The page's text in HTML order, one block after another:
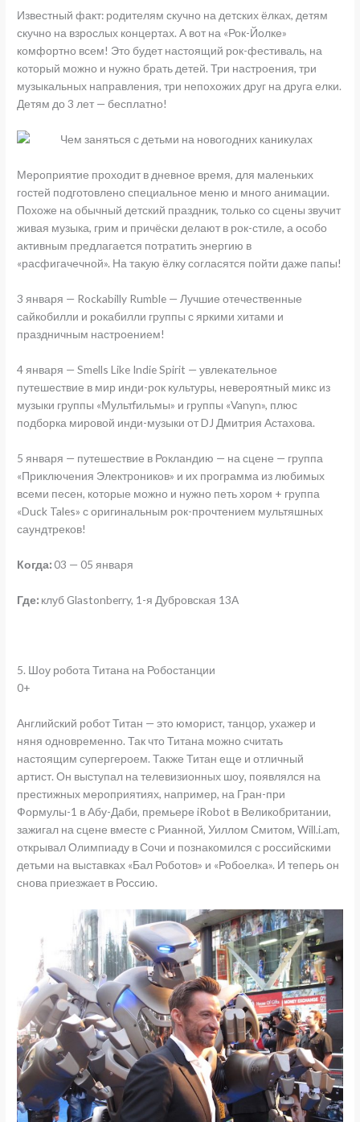
Известный факт: родителям скучно на детских ёлках, детям
скучно на взрослых концертах. А вот на «Рок-Йолке»
комфортно всем! Это будет настоящий рок-фестиваль, на
который можно и нужно брать детей. Три настроения, три
музыкальных направления, три непохожих друг на друга елки.
Детям до 3 лет — бесплатно!
Мероприятие проходит в дневное время, для маленьких
гостей подготовлено специальное меню и много анимации.
Похоже на обычный детский праздник, только со сцены звучит
живая музыка, грим и причёски делают в рок-стиле, а особо
активным предлагается потратить энергию в
«расфигачечной». На такую ёлку согласятся пойти даже папы!
3 января — Rockabilly Rumble — Лучшие отечественные
сайкобилли и рокабилли группы с яркими хитами и
праздничным настроением!
4 января — Smells Like Indie Spirit — увлекательное
путешествие в мир инди-рок культуры, невероятный микс из
музыки группы «Мультfильмы» и группы «Vanyn», плюс
подборка мировой инди-музыки от DJ Дмитрия Астахова.
5 января — путешествие в Рокландию — на сцене — группа
«Приключения Электроников» и их программа из любимых
всеми песен, которые можно и нужно петь хором + группа
«Duck Tales» с оригинальным рок-прочтением мультяшных
саундтреков!
Когда:03 — 05 января
Где: клуб Glastonberry, 1-я Дубровская 13А
5. Шоу робота Титана на Робостанции
0+
Английский робот Титан — это юморист, танцор, ухажер и
няня одновременно. Так что Титана можно считать
настоящим супергероем. Также Титан еще и отличный
артист. Он выступал на телевизионных шоу, появлялся на
престижных мероприятиях, например, на Гран-при
Формулы-1 в Абу-Даби, премьере iRobot в Великобритании,
зажигал на сцене вместе с Рианной, Уиллом Смитом, Will.i.am,
открывал Олимпиаду в Сочи и познакомился с российскими
детьми на выставках «Бал Роботов» и «Робоелка». И теперь он
снова приезжает в Россию.